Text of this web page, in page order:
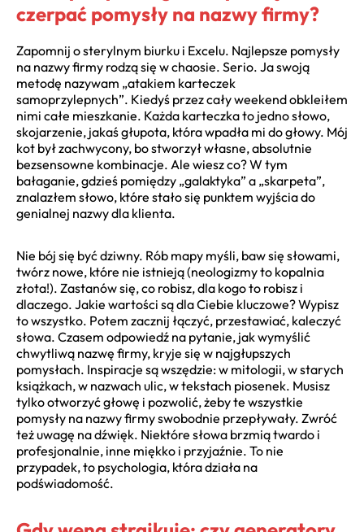
czerpać pomysły na nazwy firmy?
Zapomnij o sterylnym biurku i Excelu. Najlepsze pomysły
na nazwy firmy rodzą się w chaosie. Serio. Ja swoją
metodę nazywam „atakiem karteczek
samoprzylepnych”. Kiedyś przez cały weekend obkleiłem
nimi całe mieszkanie. Każda karteczka to jedno słowo,
skojarzenie, jakaś głupota, która wpadła mi do głowy. Mój
kot był zachwycony, bo stworzył własne, absolutnie
bezsensowne kombinacje. Ale wiesz co? W tym
bałaganie, gdzieś pomiędzy „galaktyka” a „skarpeta”,
znalazłem słowo, które stało się punktem wyjścia do
genialnej nazwy dla klienta.
Nie bój się być dziwny. Rób mapy myśli, baw się słowami,
twórz nowe, które nie istnieją (neologizmy to kopalnia
złota!). Zastanów się, co robisz, dla kogo to robisz i
dlaczego. Jakie wartości są dla Ciebie kluczowe? Wypisz
to wszystko. Potem zacznij łączyć, przestawiać, kaleczyć
słowa. Czasem odpowiedź na pytanie, jak wymyślić
chwytliwą nazwę firmy, kryje się w najgłupszych
pomysłach. Inspiracje są wszędzie: w mitologii, w starych
książkach, w nazwach ulic, w tekstach piosenek. Musisz
tylko otworzyć głowę i pozwolić, żeby te wszystkie
pomysły na nazwy firmy swobodnie przepływały. Zwróć
też uwagę na dźwięk. Niektóre słowa brzmią twardo i
profesjonalnie, inne miękko i przyjaźnie. To nie
przypadek, to psychologia, która działa na
podświadomość.